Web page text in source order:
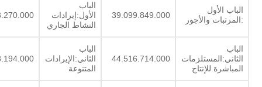
الباب الأول
:المرتبات والأجور
39.099.849.000
الباب
الأول:إيرادات
النشاط الجاري
الباب
الثاني:المستلزمات
المباشرة للإنتاج
44.516.714.000
الباب
الثاني:الإيرادات
المتنوعة